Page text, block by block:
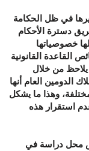
في ظل الحكامة
دسترة الأحكام
خصوصياتها
القاعدة القانونية
من خلال
الدومين العام أنها
وهذا ما يشكل
استقرار هذه
محل دراسة في